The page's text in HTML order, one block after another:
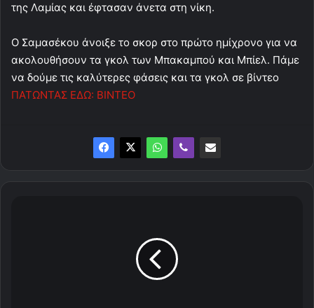
της Λαμίας και έφτασαν άνετα στη νίκη.
Ο Σαμασέκου άνοιξε το σκορ στο πρώτο ημίχρονο για να
ακολουθήσουν τα γκολ των Μπακαμπού και Μπίελ. Πάμε
να δούμε τις καλύτερες φάσεις και τα γκολ σε βίντεο
ΠΑΤΩΝΤΑΣ ΕΔΩ: ΒΙΝΤΕΟ